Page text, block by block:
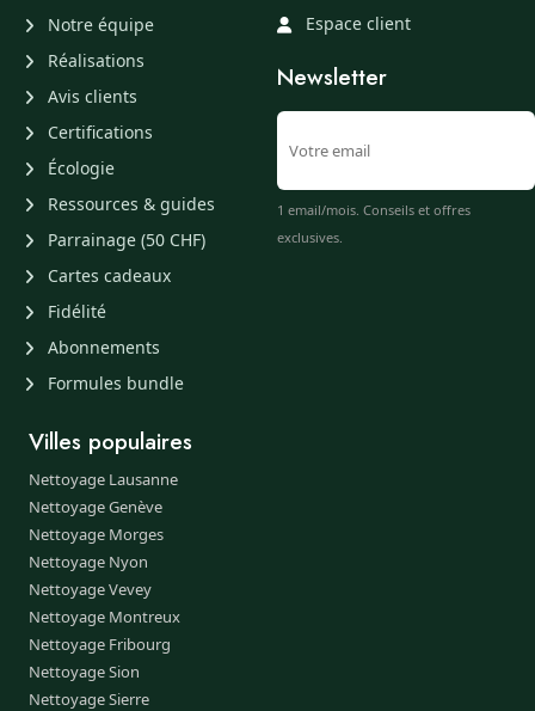
Notre équipe
Réalisations
Avis clients
Certifications
Écologie
Ressources & guides
Parrainage (50 CHF)
Cartes cadeaux
Fidélité
Abonnements
Formules bundle
Espace client
Newsletter
1 email/mois. Conseils et offres
exclusives.
Villes populaires
Nettoyage Lausanne
Nettoyage Genève
Nettoyage Morges
Nettoyage Nyon
Nettoyage Vevey
Nettoyage Montreux
Nettoyage Fribourg
Nettoyage Sion
Nettoyage Sierre